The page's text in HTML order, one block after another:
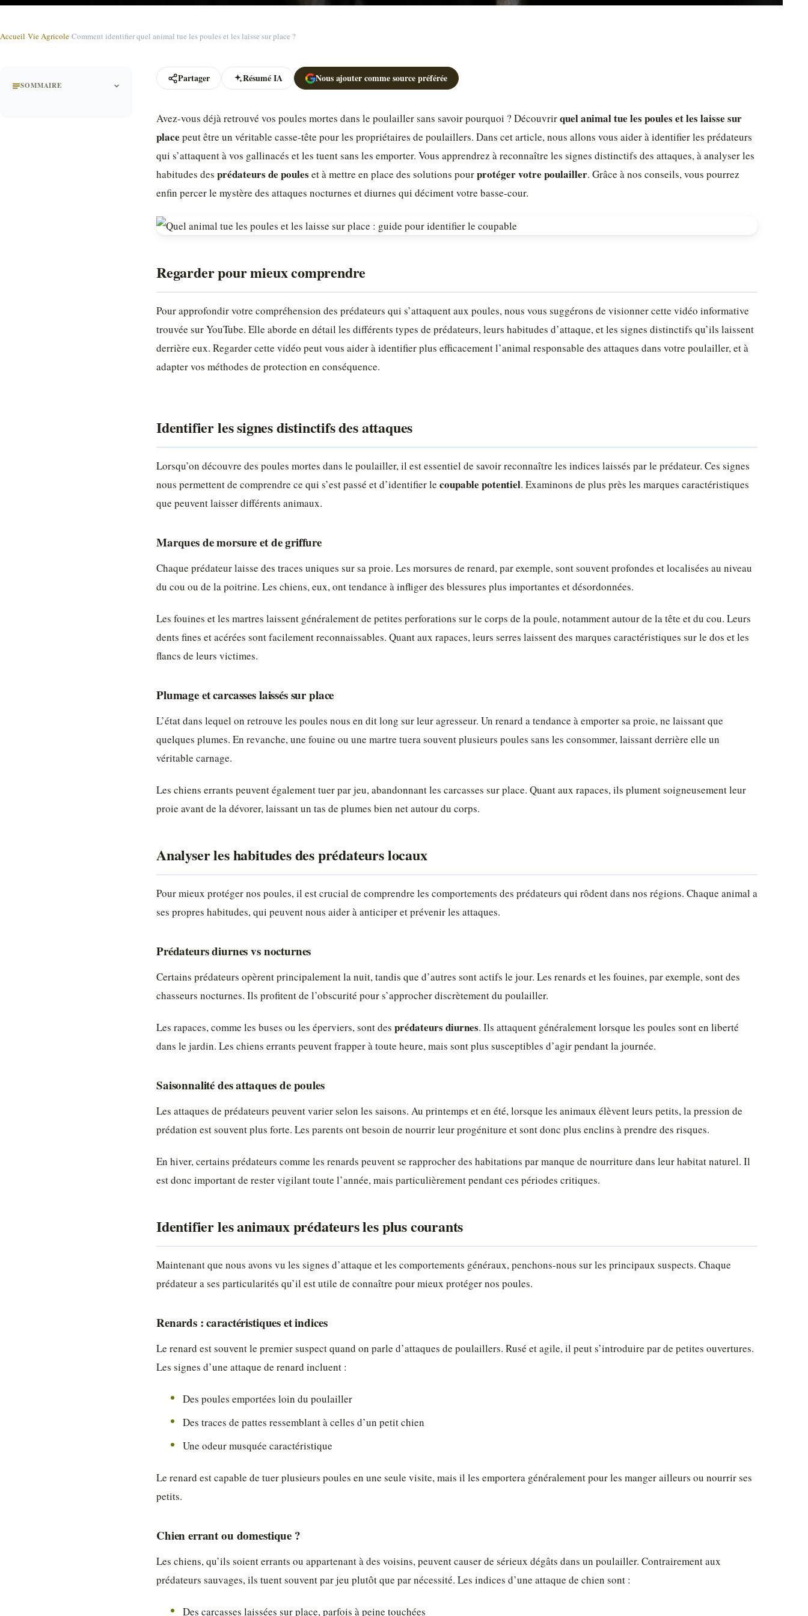
Accueil›Vie Agricole›Comment identifier quel animal tue les poules et les laisse sur place ?
SOMMAIRE
Partager Résumé IA Nous ajouter comme source préférée
Avez-vous déjà retrouvé vos poules mortes dans le poulailler sans savoir pourquoi ? Découvrirquel animal tue les poules et les laisse sur
place peut être un véritable casse-tête pour les propriétaires de poulaillers. Dans cet article, nous allons vous aider à identifier les prédateurs
qui s’attaquent à vos gallinacés et les tuent sans les emporter. Vous apprendrez à reconnaître les signes distinctifs des attaques, à analyser les
habitudes des prédateurs de poules et à mettre en place des solutions pourprotéger votre poulailler. Grâce à nos conseils, vous pourrez
enfin percer le mystère des attaques nocturnes et diurnes qui déciment votre basse-cour.
Regarder pour mieux comprendre
Pour approfondir votre compréhension des prédateurs qui s’attaquent aux poules, nous vous suggérons de visionner cette vidéo informative
trouvée sur YouTube. Elle aborde en détail les différents types de prédateurs, leurs habitudes d’attaque, et les signes distinctifs qu’ils laissent
derrière eux. Regarder cette vidéo peut vous aider à identifier plus efficacement l’animal responsable des attaques dans votre poulailler, et à
adapter vos méthodes de protection en conséquence.
Identifier les signes distinctifs des attaques
Lorsqu’on découvre des poules mortes dans le poulailler, il est essentiel de savoir reconnaître les indices laissés par le prédateur. Ces signes
nous permettent de comprendre ce qui s’est passé et d’identifier le coupable potentiel. Examinons de plus près les marques caractéristiques
que peuvent laisser différents animaux.
Marques de morsure et de griffure
Chaque prédateur laisse des traces uniques sur sa proie. Les morsures de renard, par exemple, sont souvent profondes et localisées au niveau
du cou ou de la poitrine. Les chiens, eux, ont tendance à infliger des blessures plus importantes et désordonnées.
Les fouines et les martres laissent généralement de petites perforations sur le corps de la poule, notamment autour de la tête et du cou. Leurs
dents fines et acérées sont facilement reconnaissables. Quant aux rapaces, leurs serres laissent des marques caractéristiques sur le dos et les
flancs de leurs victimes.
Plumage et carcasses laissés sur place
L’état dans lequel on retrouve les poules nous en dit long sur leur agresseur. Un renard a tendance à emporter sa proie, ne laissant que
quelques plumes. En revanche, une fouine ou une martre tuera souvent plusieurs poules sans les consommer, laissant derrière elle un
véritable carnage.
Les chiens errants peuvent également tuer par jeu, abandonnant les carcasses sur place. Quant aux rapaces, ils plument soigneusement leur
proie avant de la dévorer, laissant un tas de plumes bien net autour du corps.
Analyser les habitudes des prédateurs locaux
Pour mieux protéger nos poules, il est crucial de comprendre les comportements des prédateurs qui rôdent dans nos régions. Chaque animal a
ses propres habitudes, qui peuvent nous aider à anticiper et prévenir les attaques.
Prédateurs diurnes vs nocturnes
Certains prédateurs opèrent principalement la nuit, tandis que d’autres sont actifs le jour. Les renards et les fouines, par exemple, sont des
chasseurs nocturnes. Ils profitent de l’obscurité pour s’approcher discrètement du poulailler.
Les rapaces, comme les buses ou les éperviers, sont des prédateurs diurnes. Ils attaquent généralement lorsque les poules sont en liberté
dans le jardin. Les chiens errants peuvent frapper à toute heure, mais sont plus susceptibles d’agir pendant la journée.
Saisonnalité des attaques de poules
Les attaques de prédateurs peuvent varier selon les saisons. Au printemps et en été, lorsque les animaux élèvent leurs petits, la pression de
prédation est souvent plus forte. Les parents ont besoin de nourrir leur progéniture et sont donc plus enclins à prendre des risques.
En hiver, certains prédateurs comme les renards peuvent se rapprocher des habitations par manque de nourriture dans leur habitat naturel. Il
est donc important de rester vigilant toute l’année, mais particulièrement pendant ces périodes critiques.
Identifier les animaux prédateurs les plus courants
Maintenant que nous avons vu les signes d’attaque et les comportements généraux, penchons-nous sur les principaux suspects. Chaque
prédateur a ses particularités qu’il est utile de connaître pour mieux protéger nos poules.
Renards : caractéristiques et indices
Le renard est souvent le premier suspect quand on parle d’attaques de poulaillers. Rusé et agile, il peut s’introduire par de petites ouvertures.
Les signes d’une attaque de renard incluent :
Des poules emportées loin du poulailler
Des traces de pattes ressemblant à celles d’un petit chien
Une odeur musquée caractéristique
Le renard est capable de tuer plusieurs poules en une seule visite, mais il les emportera généralement pour les manger ailleurs ou nourrir ses
petits.
Chien errant ou domestique ?
Les chiens, qu’ils soient errants ou appartenant à des voisins, peuvent causer de sérieux dégâts dans un poulailler. Contrairement aux
prédateurs sauvages, ils tuent souvent par jeu plutôt que par nécessité. Les indices d’une attaque de chien sont :
Des carcasses laissées sur place, parfois à peine touchées